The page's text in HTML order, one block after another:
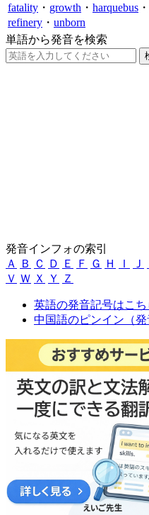
fatality ・ growth ・ harquebus ・
refinery ・ unborn
単語から発音を検索
発音インフォの索引
Ａ
Ｂ Ｃ Ｄ Ｅ Ｆ Ｇ Ｈ Ｉ Ｊ
Ｖ Ｗ Ｘ Ｙ Ｚ
英語の発音記号はこち
中国語のピンイン（